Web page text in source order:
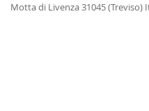
Motta di Livenza 31045 (Treviso)